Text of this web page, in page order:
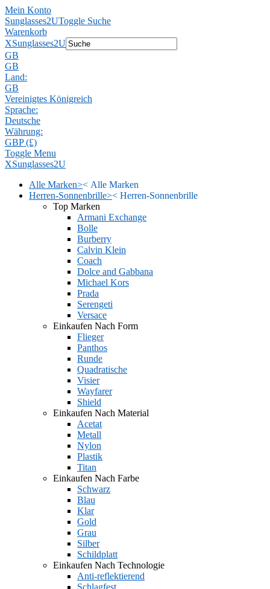
Mein Konto
Sunglasses2UToggle Suche
Warenkorb
XSunglasses2U
GB
GB
Land:
GB
Vereinigtes Königreich
Sprache:
Deutsche
Währung:
GBP (£)
Toggle Menu
XSunglasses2U
Alle Marken>< Alle Marken
Herren-Sonnenbrille>< Herren-Sonnenbrille
Top Marken
Armani Exchange
Bolle
Burberry
Calvin Klein
Coach
Dolce and Gabbana
Michael Kors
Prada
Serengeti
Versace
Einkaufen Nach Form
Flieger
Panthos
Runde
Quadratische
Visier
Wayfarer
Shield
Einkaufen Nach Material
Acetat
Metall
Nylon
Plastik
Titan
Einkaufen Nach Farbe
Schwarz
Blau
Klar
Gold
Grau
Silber
Schildplatt
Einkaufen Nach Technologie
Anti-reflektierend
Schlagfest